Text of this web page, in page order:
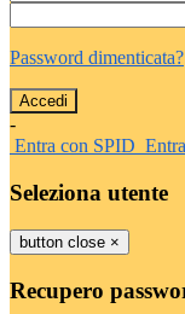
Password dimenticata?
-
Entra con SPID
Seleziona utente
button close ×
Recupero